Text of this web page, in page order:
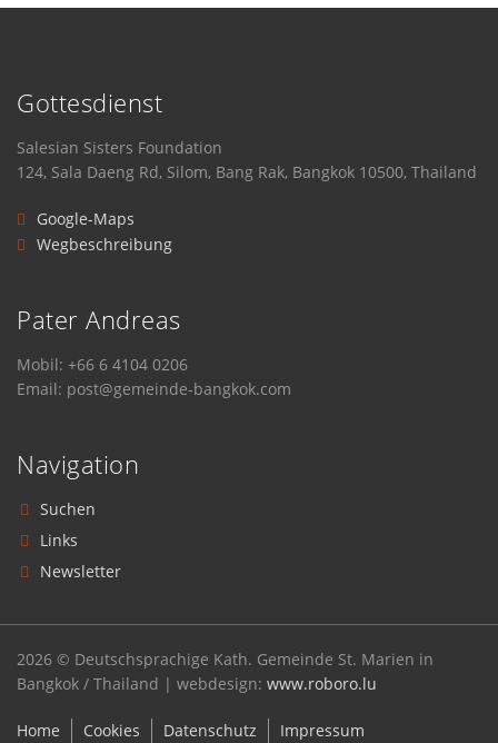
Gottesdienst
Salesian Sisters Foundation
124, Sala Daeng Rd, Silom, Bang Rak, Bangkok 10500, Thailand
Google-Maps
Wegbeschreibung
Pater Andreas
Mobil: +66 6 4104 0206
Email: post@gemeinde-bangkok.com
Navigation
Suchen
Links
Newsletter
2026 © Deutschsprachige Kath. Gemeinde St. Marien in
Bangkok / Thailand | webdesign: www.roboro.lu
Home Cookies Datenschutz Impressum